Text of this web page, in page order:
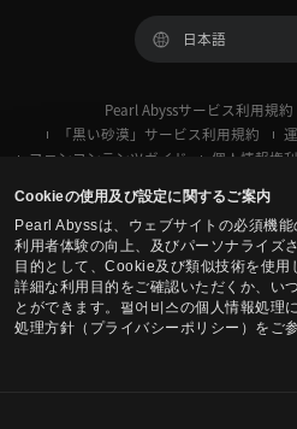
Cookieの使用及び設定に関するご案内
Pearl Abyssは、ウェブサイトの必須機能
利用者体験の向上、及びパーソナライズ
目的として、Cookie及び類似技術を使
詳細な利用目的をご確認いただくか、い
とができます。펄어비스の個人情報処理
処理方針（プライバシーポリシー）をご
日本語
Pearl Abyssサービス利用規約
「黒い砂漠」サービス利用規約
ファンコンテンツガイド
個人情報権